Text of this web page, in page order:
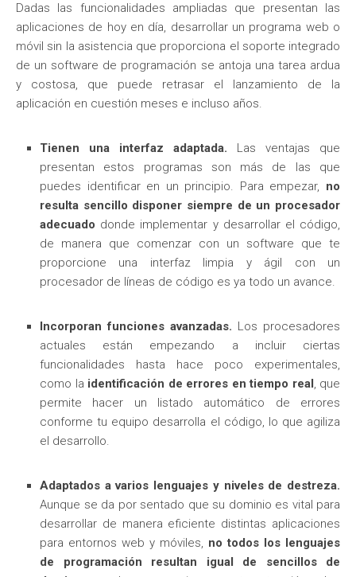
Dadas las funcionalidades ampliadas que presentan las
aplicaciones de hoy en día, desarrollar un programa web o
móvil sin la asistencia que proporciona el soporte integrado
de un software de programación se antoja una tarea ardua
y costosa, que puede retrasar el lanzamiento de la
aplicación en cuestión meses e incluso años.
Tienen una interfaz adaptada. Las ventajas que
presentan estos programas son más de las que
puedes identificar en un principio. Para empezar, no
resulta sencillo disponer siempre de un procesador
adecuado donde implementar y desarrollar el código,
de manera que comenzar con un software que te
proporcione una interfaz limpia y ágil con un
procesador de líneas de código es ya todo un avance.
Incorporan funciones avanzadas. Los procesadores
actuales están empezando a incluir ciertas
funcionalidades hasta hace poco experimentales,
como la identificación de errores en tiempo real , que
permite hacer un listado automático de errores
conforme tu equipo desarrolla el código, lo que agiliza
el desarrollo.
Adaptados a varios lenguajes y niveles de destreza.
Aunque se da por sentado que su dominio es vital para
desarrollar de manera eficiente distintas aplicaciones
para entornos web y móviles, no todos los lenguajes
de programación resultan igual de sencillos de